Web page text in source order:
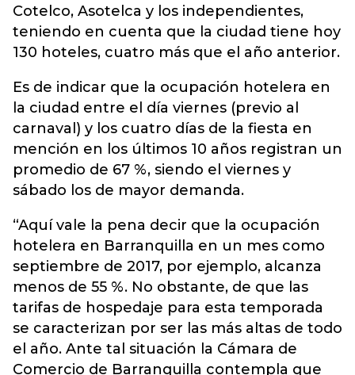
Cotelco, Asotelca y los independientes,
teniendo en cuenta que la ciudad tiene hoy
130 hoteles, cuatro más que el año anterior.
Es de indicar que la ocupación hotelera en
la ciudad entre el día viernes (previo al
carnaval) y los cuatro días de la fiesta en
mención en los últimos 10 años registran un
promedio de 67 %, siendo el viernes y
sábado los de mayor demanda.
“Aquí vale la pena decir que la ocupación
hotelera en Barranquilla en un mes como
septiembre de 2017, por ejemplo, alcanza
menos de 55 %. No obstante, de que las
tarifas de hospedaje para esta temporada
se caracterizan por ser las más altas de todo
el año. Ante tal situación la Cámara de
Comercio de Barranquilla contempla que